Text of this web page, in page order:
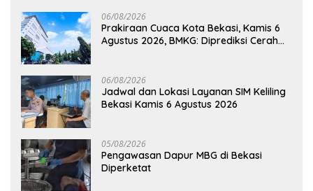
06/08/2026
Prakiraan Cuaca Kota Bekasi, Kamis 6
Agustus 2026, BMKG: Diprediksi Cerah
06/08/2026
Jadwal dan Lokasi Layanan SIM Keliling
Bekasi Kamis 6 Agustus 2026
05/08/2026
Pengawasan Dapur MBG di Bekasi
Diperketat